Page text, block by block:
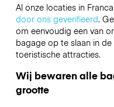
Al onze locaties in
door ons geverifieerd.
om eenvoudig een van
bagage op te slaan in
toeristische attracties.
Wij bewaren alle
grootte